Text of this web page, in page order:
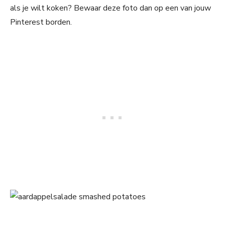
als je wilt koken? Bewaar deze foto dan op een van jouw
Pinterest borden.